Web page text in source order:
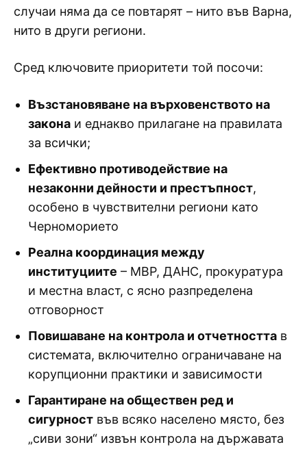
случаи няма да се повтарят – нито във Варна,
нито в други региони.
Сред ключовите приоритети той посочи:
Възстановяване на върховенството на
закона и еднакво прилагане на правилата
за всички;
Ефективно противодействие на
незаконни дейности и престъпност,
особено в чувствителни региони като
Черноморието
Реална координация между
институциите – МВР, ДАНС, прокуратура
и местна власт, с ясно разпределена
отговорност
Повишаване на контрола и отчетността в
системата, включително ограничаване на
корупционни практики и зависимости
Гарантиране на обществен ред и
сигурност във всяко населено място, без
„сиви зони“ извън контрола на държавата